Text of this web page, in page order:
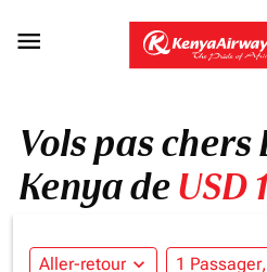

Vols pas
Kenya deUSD
Aller-retour expand_more 1